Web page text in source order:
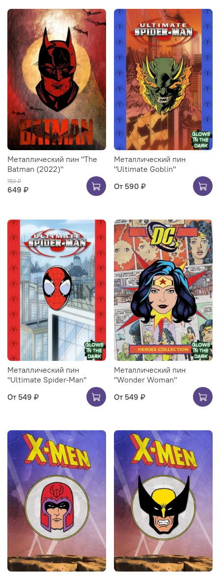
Металлический пин "The
Batman (2022)"
750 ₽
649 ₽
Металлический пин
"Ultimate Goblin"
От 590 ₽
Металлический пин
"Ultimate Spider-Man"
От 549 ₽
Металлический пин
"Wonder Woman"
От 549 ₽